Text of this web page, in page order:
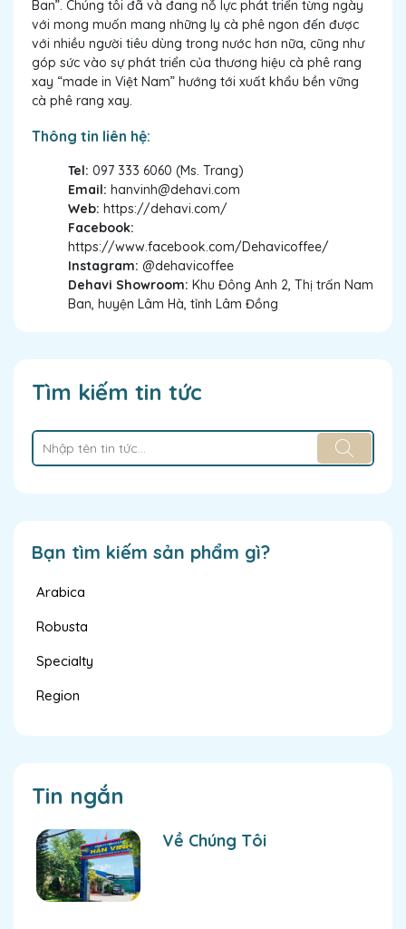
Ban”. Chúng tôi đã và đang nỗ lực phát triển từng ngày
với mong muốn mang những ly cà phê ngon đến được
với nhiều người tiêu dùng trong nước hơn nữa, cũng như
góp sức vào sự phát triển của thương hiệu cà phê rang
xay “made in Việt Nam” hướng tới xuất khẩu bền vững
cà phê rang xay.
Thông tin liên hệ:
Tel: 097 333 6060 (Ms. Trang)
Email: hanvinh@dehavi.com
Web: https://dehavi.com/
Facebook:
https://www.facebook.com/Dehavicoffee/
Instagram: @dehavicoffee
Dehavi Showroom: Khu Đông Anh 2, Thị trấn Nam
Ban, huyện Lâm Hà, tỉnh Lâm Đồng
Tìm kiếm tin tức
Bạn tìm kiếm sản phẩm gì?
Arabica
Robusta
Specialty
Region
Tin ngắn
Về Chúng Tôi